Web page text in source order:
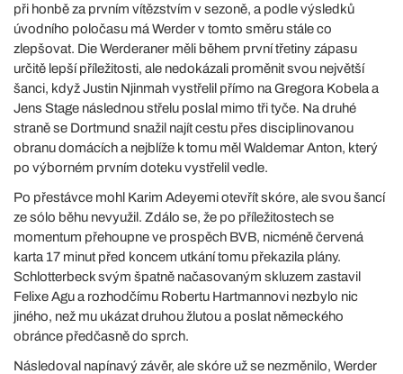
při honbě za prvním vítězstvím v sezoně, a podle výsledků
úvodního poločasu má Werder v tomto směru stále co
zlepšovat. Die Werderaner měli během první třetiny zápasu
určitě lepší příležitosti, ale nedokázali proměnit svou největší
šanci, když Justin Njinmah vystřelil přímo na Gregora Kobela a
Jens Stage následnou střelu poslal mimo tři tyče. Na druhé
straně se Dortmund snažil najít cestu přes disciplinovanou
obranu domácích a nejblíže k tomu měl Waldemar Anton, který
po výborném prvním doteku vystřelil vedle.
Po přestávce mohl Karim Adeyemi otevřít skóre, ale svou šancí
ze sólo běhu nevyužil. Zdálo se, že po příležitostech se
momentum přehoupne ve prospěch BVB, nicméně červená
karta 17 minut před koncem utkání tomu překazila plány.
Schlotterbeck svým špatně načasovaným skluzem zastavil
Felixe Agu a rozhodčímu Robertu Hartmannovi nezbylo nic
jiného, než mu ukázat druhou žlutou a poslat německého
obránce předčasně do sprch.
Následoval napínavý závěr, ale skóre už se nezměnilo, Werder